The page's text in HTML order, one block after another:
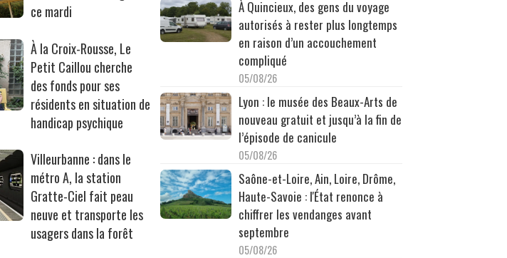
ce mardi
À la Croix-Rousse, Le
Petit Caillou cherche
des fonds pour ses
résidents en situation de
handicap psychique
Villeurbanne : dans le
métro A, la station
Gratte-Ciel fait peau
neuve et transporte les
usagers dans la forêt
À Quincieux, des gens du voyage
autorisés à rester plus longtemps
en raison d’un accouchement
compliqué
05/08/26
Lyon : le musée des Beaux-Arts de
nouveau gratuit et jusqu’à la fin de
l’épisode de canicule
05/08/26
Saône-et-Loire, Ain, Loire, Drôme,
Haute-Savoie : l'État renonce à
chiffrer les vendanges avant
septembre
05/08/26